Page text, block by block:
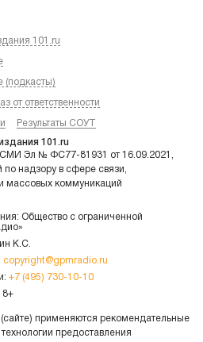
101.ru
(подкасты)
от ответственности
Результаты СОУТ
101.ru
СМИ Эл № ФС77-81931 от 16.09.2021,
надзору в сфере связи,
массовых коммуникаций
Общество с ограниченной
К.С.
copyright@gpmradio.ru
+7 (495) 730-10-10
применяются рекомендательные
предоставления